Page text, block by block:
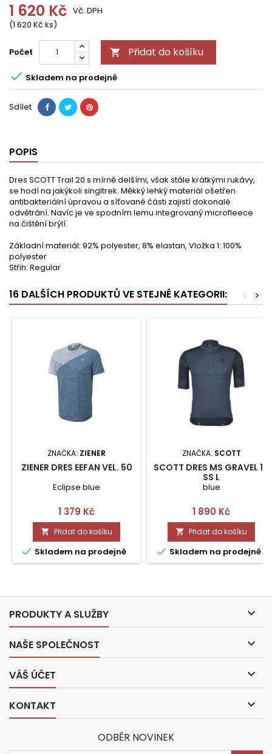
1 620 Kč
(1 620 Kč ks)
Vč. DPH
Počet  Přidat do košíku
 Skladem na prodejně
Sdílet
POPIS
Dres SCOTT Trail 20 s mírně delšími, však stále krátkými rukávy,
se hodí na jakýkoli singltrek. Měkký lehký materiál ošetřen
antibakteriální úpravou a síťované části zajistí dokonalé
odvětrání. Navíc je ve spodním lemu integrovaný microfleece
na čištění brýlí.
Základní materiál: 92% polyester, 8% elastan, Vložka 1: 100%
polyester
Střih: Regular
16 DALŠÍCH PRODUKTŮ VE STEJNÉ KATEGORII: >
<
ZNAČKA: ZIENER
ZIENER DRES EEFAN VEL. 50
Eclipse blue
Cena
1 379 Kč
 Přidat do košíku
 Skladem na prodejně
ZNAČKA: SCOTT
SCOTT DRES MS GRAVEL 10
SS L
blue
Cena
1 890 Kč
 Přidat do košíku
 Skladem na prodejně
PRODUKTY A SLUŽBY 
NAŠE SPOLEČNOST 
VÁŠ ÚČET 
KONTAKT 
ODBĚR NOVINEK